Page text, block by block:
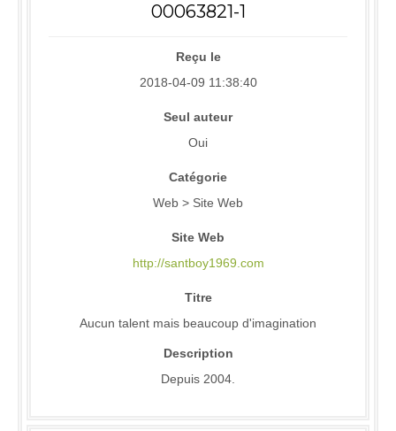
00063821-1
Reçu le
2018-04-09 11:38:40
Seul auteur
Oui
Catégorie
Web > Site Web
Site Web
http://santboy1969.com
Titre
Aucun talent mais beaucoup d'imagination
Description
Depuis 2004.